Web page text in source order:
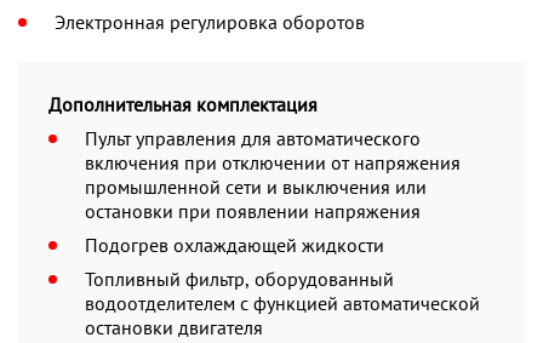
Электронная регулировка оборотов
Дополнительная комплектация
Пульт управления для автоматического
включения при отключении от напряжения
промышленной сети и выключения или
остановки при появлении напряжения
Подогрев охлаждающей жидкости
Топливный фильтр, оборудованный
водоотделителем с функцией автоматической
остановки двигателя